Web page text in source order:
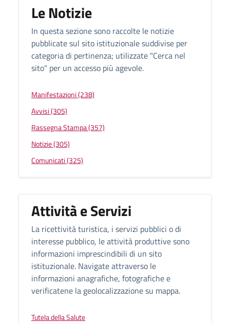
Le Notizie
In questa sezione sono raccolte le notizie
pubblicate sul sito istituzionale suddivise per
categoria di pertinenza; utilizzate "Cerca nel
sito" per un accesso più agevole.
Manifestazioni (238)
Avvisi (305)
Rassegna Stampa (357)
Notizie (305)
Comunicati (325)
Attività e Servizi
La ricettività turistica, i servizi pubblici o di
interesse pubblico, le attività produttive sono
informazioni imprescindibili di un sito
istituzionale. Navigate attraverso le
informazioni anagrafiche, fotografiche e
verificatene la geolocalizzazione su mappa.
Tutela della Salute